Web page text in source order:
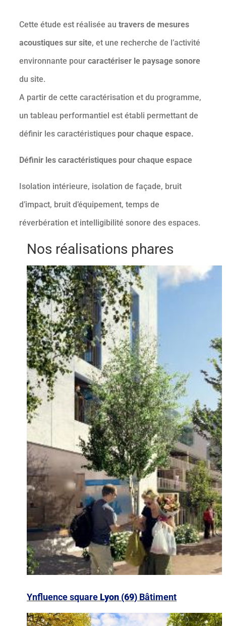
Cette étude est réalisée au travers de mesures
acoustiques sur site, et une recherche de l’activité
environnante pour caractériser le paysage sonore
du site.
A partir de cette caractérisation et du programme,
un tableau performantiel est établi permettant de
définir les caractéristiques pour chaque espace.
Définir les caractéristiques pour chaque espace
Isolation intérieure, isolation de façade, bruit
d’impact, bruit d’équipement, temps de
réverbération et intelligibilité sonore des espaces.
Nos réalisations phares
Ynfluence square Lyon (69) Bâtiment